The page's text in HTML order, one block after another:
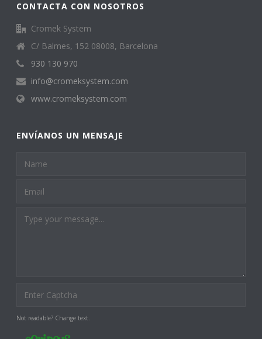
CONTACTA CON NOSOTROS
Cromek System
C/ Balmes, 152 08008, Barcelona
930 130 970
info@cromeksystem.com
www.cromeksystem.com
ENVÍANOS UN MENSAJE
Not readable? Change text.